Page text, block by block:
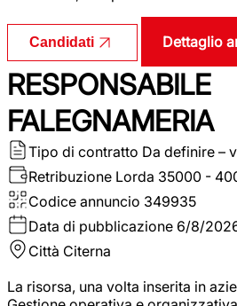
Candidati Dettaglio
RESPONSABILE
FALEGNAMERIA
Tipo di contratto Da definire –
Retribuzione Lorda 35000 -
Codice annuncio 349935
Data di pubblicazione 6/8/
Città Citerna
La risorsa, una volta inserita in